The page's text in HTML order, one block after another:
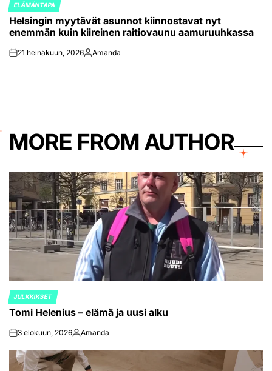
POSTED
IN
ELÄMÄNTAPA
Helsingin myytävät asunnot kiinnostavat nyt
enemmän kuin kiireinen raitiovaunu aamuruuhkassa
on21 heinäkuun, 2026Posted
Amanda
MORE FROM AUTHOR
POSTED
IN
JULKKIKSET
Tomi Helenius – elämä ja uusi alku
on3 elokuun, 2026Posted
Amanda